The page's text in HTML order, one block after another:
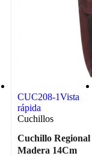
CUC208-1Vista
rápida
Cuchillos
Cuchillo Regional
Madera 14Cm